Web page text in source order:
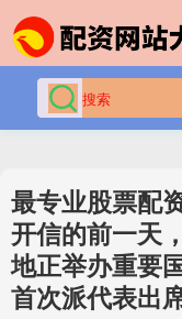
最专业股票配
开信的前一天
地正举办重要
首次派代表出